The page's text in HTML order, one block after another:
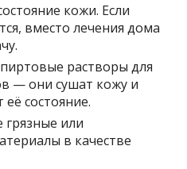
кожи. Если
вместо лечения дома
растворы для
— они сушат кожу и
состояние.
или
в качестве